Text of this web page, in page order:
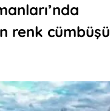
renk cümbüşü